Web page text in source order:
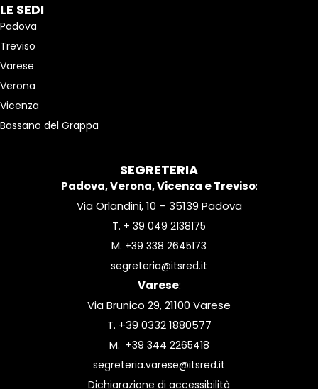
LE SEDI
Padova
Treviso
Varese
Verona
Vicenza
Bassano del Grappa
SEGRETERIA
Padova, Verona, Vicenza e Treviso:
Via Orlandini, 10 – 35139 Padova
T. + 39 049 2138175
M. +39 338 2645173
segreteria@itsred.it
Varese:
Via Brunico 29, 21100 Varese
T. +39 0332 1880577
M. +39 344 2265418
segreteria.varese@itsred.it
Dichiarazione di accessibilità